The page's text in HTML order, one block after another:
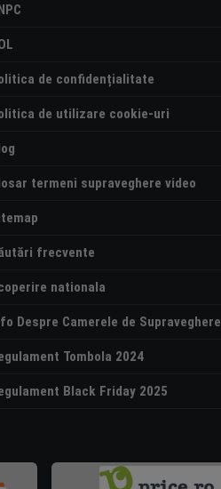
de confidențialitate
de utilizare cookie-uri
termeni supraveghere video
frecvente
nationala
Despre Camerele de Supraveghere
Tombola 2024
Black Friday 2025